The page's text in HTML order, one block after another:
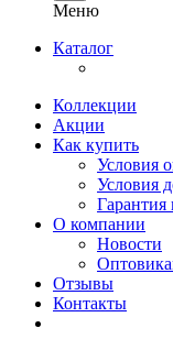
Меню
Каталог
Коллекции
Акции
Как купить
Условия
Условия
Гарантия
О компании
Новости
Отзывы
Контакты